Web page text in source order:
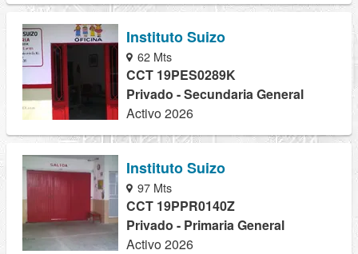
Instituto Suizo
62 Mts
CCT 19PES0289K
Privado - Secundaria General
Activo 2026
Instituto Suizo
97 Mts
CCT 19PPR0140Z
Privado - Primaria General
Activo 2026